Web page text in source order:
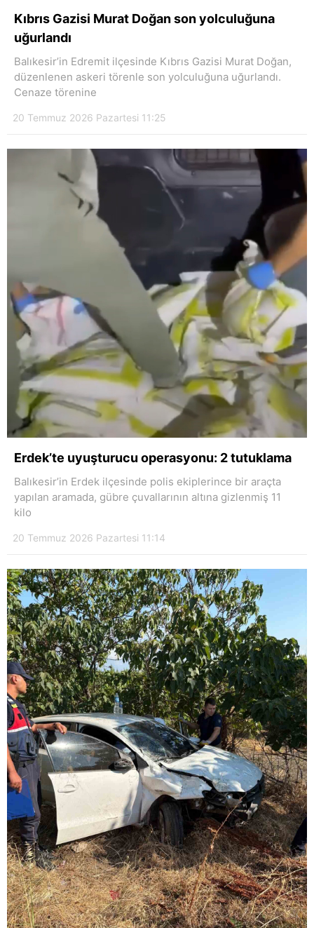
Facebook
Youtube
Kıbrıs Gazisi Murat Doğan son yolculuğuna
uğurlandı
Balıkesir’in Edremit ilçesinde Kıbrıs Gazisi Murat Doğan,
düzenlenen askeri törenle son yolculuğuna uğurlandı.
Cenaze törenine
20 Temmuz 2026 Pazartesi 11:25
Erdek’te uyuşturucu operasyonu: 2 tutuklama
Balıkesir’in Erdek ilçesinde polis ekiplerince bir araçta
yapılan aramada, gübre çuvallarının altına gizlenmiş 11
kilo
20 Temmuz 2026 Pazartesi 11:14